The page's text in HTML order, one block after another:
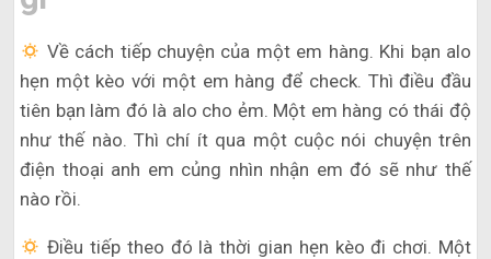
Về cách tiếp chuyện của một em hàng. Khi bạn alo
hẹn một kèo với một em hàng để check. Thì điều đầu
tiên bạn làm đó là alo cho ẻm. Một em hàng có thái độ
như thế nào. Thì chí ít qua một cuộc nói chuyện trên
điện thoại anh em củng nhìn nhận em đó sẽ như thế
nào rồi.
Điều tiếp theo đó là thời gian hẹn kèo đi chơi. Một